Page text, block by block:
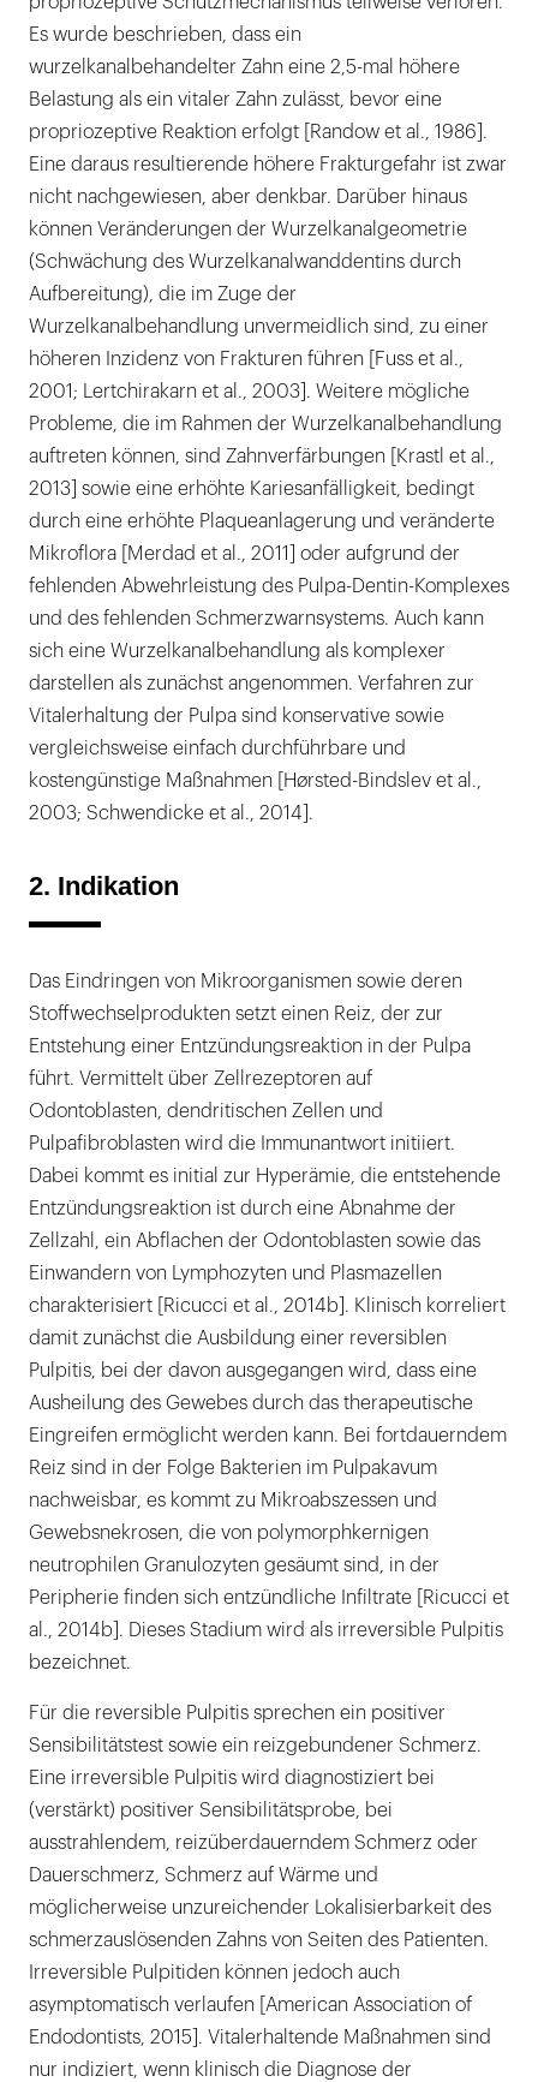
Es wurde beschrieben, dass ein
wurzelkanalbehandelter Zahn eine 2,5-mal höhere
Belastung als ein vitaler Zahn zulässt, bevor eine
propriozeptive Reaktion erfolgt [Randow et al., 1986].
Eine daraus resultierende höhere Frakturgefahr ist zwar
nicht nachgewiesen, aber denkbar. Darüber hinaus
können Veränderungen der Wurzelkanalgeometrie
(Schwächung des Wurzelkanalwanddentins durch
Aufbereitung), die im Zuge der
Wurzelkanalbehandlung unvermeidlich sind, zu einer
höheren Inzidenz von Frakturen führen [Fuss et al.,
2001; Lertchirakarn et al., 2003]. Weitere mögliche
Probleme, die im Rahmen der Wurzelkanalbehandlung
auftreten können, sind Zahnverfärbungen [Krastl et al.,
2013] sowie eine erhöhte Kariesanfälligkeit, bedingt
durch eine erhöhte Plaqueanlagerung und veränderte
Mikroflora [Merdad et al., 2011] oder aufgrund der
fehlenden Abwehrleistung des Pulpa-Dentin-Komplexes
und des fehlenden Schmerzwarnsystems. Auch kann
sich eine Wurzelkanalbehandlung als komplexer
darstellen als zunächst angenommen. Verfahren zur
Vitalerhaltung der Pulpa sind konservative sowie
vergleichsweise einfach durchführbare und
kostengünstige Maßnahmen [Hørsted-Bindslev et al.,
2003; Schwendicke et al., 2014].
2. Indikation
Das Eindringen von Mikroorganismen sowie deren
Stoffwechselprodukten setzt einen Reiz, der zur
Entstehung einer Entzündungsreaktion in der Pulpa
führt. Vermittelt über Zellrezeptoren auf
Odontoblasten, dendritischen Zellen und
Pulpafibroblasten wird die Immunantwort initiiert.
Dabei kommt es initial zur Hyperämie, die entstehende
Entzündungsreaktion ist durch eine Abnahme der
Zellzahl, ein Abflachen der Odontoblasten sowie das
Einwandern von Lymphozyten und Plasmazellen
charakterisiert [Ricucci et al., 2014b]. Klinisch korreliert
damit zunächst die Ausbildung einer reversiblen
Pulpitis, bei der davon ausgegangen wird, dass eine
Ausheilung des Gewebes durch das therapeutische
Eingreifen ermöglicht werden kann. Bei fortdauerndem
Reiz sind in der Folge Bakterien im Pulpakavum
nachweisbar, es kommt zu Mikroabszessen und
Gewebsnekrosen, die von polymorphkernigen
neutrophilen Granulozyten gesäumt sind, in der
Peripherie finden sich entzündliche Infiltrate [Ricucci et
al., 2014b]. Dieses Stadium wird als irreversible Pulpitis
bezeichnet.
Für die reversible Pulpitis sprechen ein positiver
Sensibilitätstest sowie ein reizgebundener Schmerz.
Eine irreversible Pulpitis wird diagnostiziert bei
(verstärkt) positiver Sensibilitätsprobe, bei
ausstrahlendem, reizüberdauerndem Schmerz oder
Dauerschmerz, Schmerz auf Wärme und
möglicherweise unzureichender Lokalisierbarkeit des
schmerzauslösenden Zahns von Seiten des Patienten.
Irreversible Pulpitiden können jedoch auch
asymptomatisch verlaufen [American Association of
Endodontists, 2015]. Vitalerhaltende Maßnahmen sind
nur indiziert, wenn klinisch die Diagnose der